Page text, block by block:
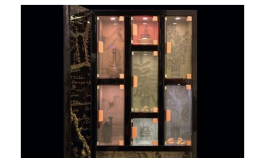
BOÎTES AUX SENTEURS
D’ORIENT
AUX ALLURES DE CABINET DE
CURIOSITÉS